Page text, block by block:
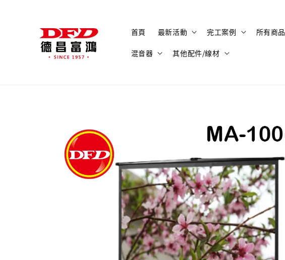
首頁 最新活動 完工案例 所有商品
混音器 其他配件/線材